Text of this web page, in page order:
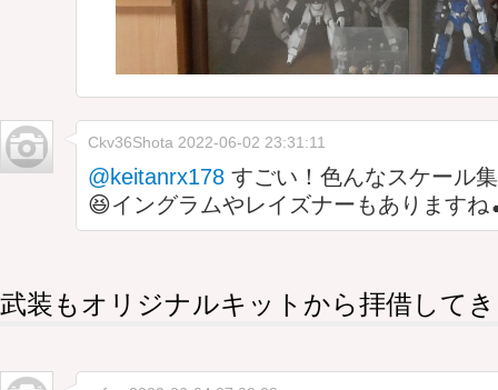
Ckv36Shota 2022-06-02 23:31:11
@keitanrx178 すごい！色んなスケール
😆イングラムやレイズナーもありますね
武装もオリジナルキットから拝借して